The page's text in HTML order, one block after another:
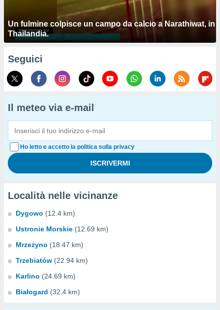
Un fulmine colpisce un campo da calcio a Narathiwat, in
Thailandia.
Seguici
Il meteo via e-mail
Ho letto e accetto la politica sulla privacy
Località nelle vicinanze
Dygowo (12.4 km)
Ustronie Morskie (12.69 km)
Mrzeżyno (18.47 km)
Trzebiatów (22.94 km)
Karlino (24.69 km)
Białogard (32.4 km)